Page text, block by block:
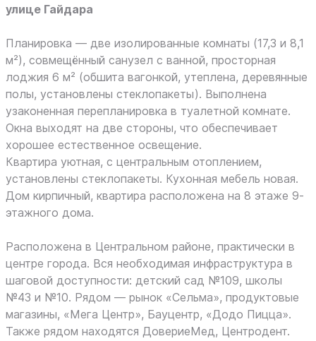
улице Гайдара
Планировка — две изолированные комнаты (17,3 и 8,1
м²), совмещённый санузел с ванной, просторная
лоджия 6 м² (обшита вагонкой, утеплена, деревянные
полы, установлены стеклопакеты). Выполнена
узаконенная перепланировка в туалетной комнате.
Окна выходят на две стороны, что обеспечивает
хорошее естественное освещение.
Квартира уютная, с центральным отоплением,
установлены стеклопакеты. Кухонная мебель новая.
Дом кирпичный, квартира расположена на 8 этаже 9-
этажного дома.
Расположена в Центральном районе, практически в
центре города. Вся необходимая инфраструктура в
шаговой доступности: детский сад №109, школы
№43 и №10. Рядом — рынок «Сельма», продуктовые
магазины, «Мега Центр», Бауцентр, «Додо Пицца».
Также рядом находятся ДовериеМед, Центродент.